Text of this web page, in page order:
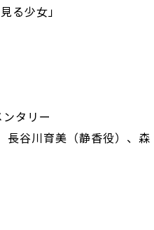
る少女」
タリー
長谷川育美（静香役）、